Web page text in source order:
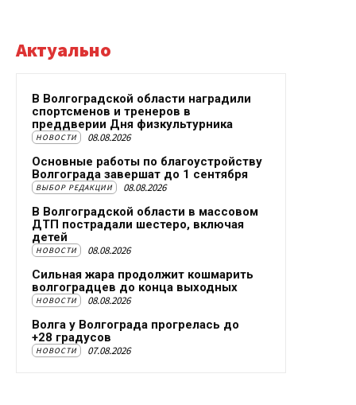
Актуально
В Волгоградской области наградили
спортсменов и тренеров в
преддверии Дня физкультурника
НОВОСТИ 08.08.2026
Основные работы по благоустройству
Волгограда завершат до 1 сентября
ВЫБОР РЕДАКЦИИ 08.08.2026
В Волгоградской области в массовом
ДТП пострадали шестеро, включая
детей
НОВОСТИ 08.08.2026
Сильная жара продолжит кошмарить
волгоградцев до конца выходных
НОВОСТИ 08.08.2026
Волга у Волгограда прогрелась до
+28 градусов
НОВОСТИ 07.08.2026